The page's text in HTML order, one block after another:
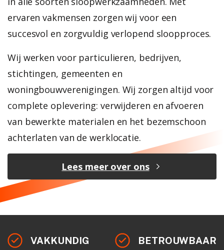
ervaren vakmensen zorgen wij voor een
succesvol en zorgvuldig verlopend sloopproces.
Wij werken voor particulieren, bedrijven,
stichtingen, gemeenten en
woningbouwverenigingen. Wij zorgen altijd voor
complete oplevering: verwijderen en afvoeren
van bewerkte materialen en het bezemschoon
achterlaten van de werklocatie.
Lees meer over ons
VAKKUNDIG BETROUWBAAR